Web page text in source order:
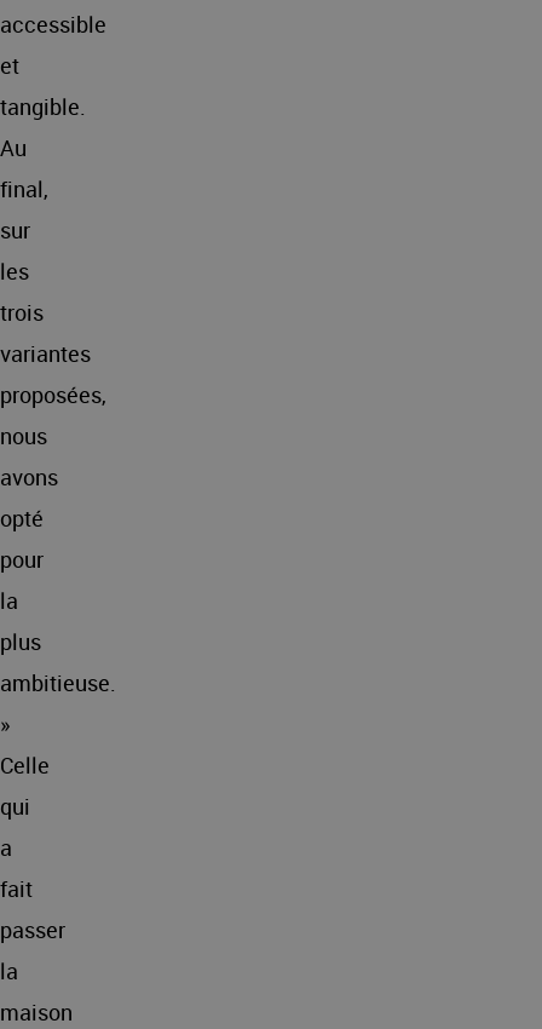
accessible
et
tangible.
Au
final,
sur
les
trois
variantes
proposées,
nous
avons
opté
pour
la
plus
ambitieuse.
»
Celle
qui
a
fait
passer
la
maison